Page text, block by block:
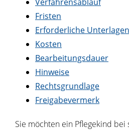
Fristen
Erforderliche Unterlagen
Kosten
Bearbeitungsdauer
Hinweise
Rechtsgrundlage
Freigabevermerk
Sie möchten ein Pflegekind bei